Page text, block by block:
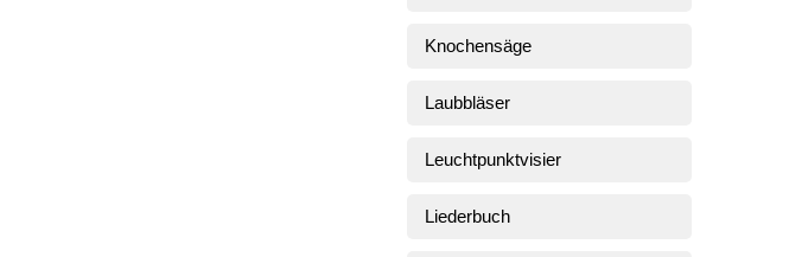
Knochensäge
Laubbläser
Leuchtpunktvisier
Liederbuch